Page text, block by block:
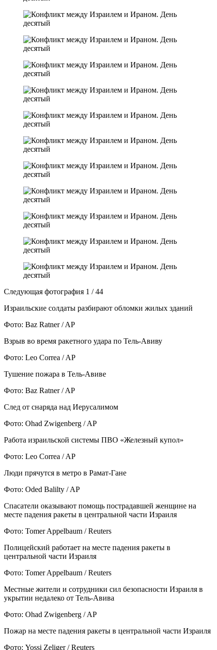
Следующая фотография 1 / 44
Израильские солдаты разбирают обломки жилых зданий
Фото: Baz Ratner / AP
Взрыв во время ракетного удара по Тель-Авиву
Фото: Leo Correa / AP
Тушение пожара в Тель-Авиве
Фото: Baz Ratner / AP
След от снаряда над Иерусалимом
Фото: Ohad Zwigenberg / AP
Работа израильской системы ПВО «Железный купол»
Фото: Leo Correa / AP
Люди прячутся в метро в Рамат-Гане
Фото: Oded Balilty / AP
Спасатели оказывают помощь пострадавшей женщине на
месте падения ракеты в центральной части Израиля
Фото: Tomer Appelbaum / Reuters
Полицейский работает на месте падения ракеты в
центральной части Израиля
Фото: Tomer Appelbaum / Reuters
Местные жители и сотрудники сил безопасности Израиля в
укрытии недалеко от Тель-Авива
Фото: Ohad Zwigenberg / AP
Пожар на месте падения ракеты в центральной части Израиля
Фото: Yossi Zeliger / Reuters